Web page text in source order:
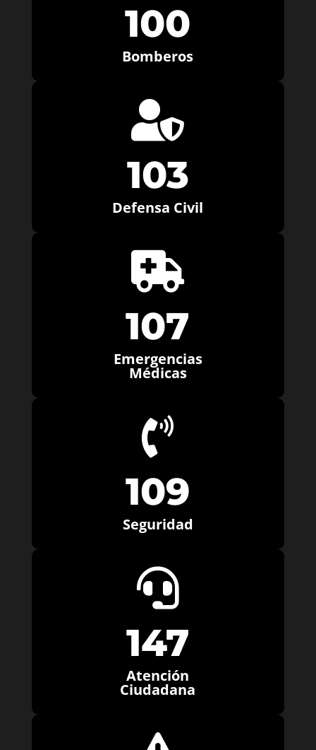
100
Bomberos

103
Defensa Civil

107
Emergencias
Médicas

109
Seguridad

147
Atención
Ciudadana